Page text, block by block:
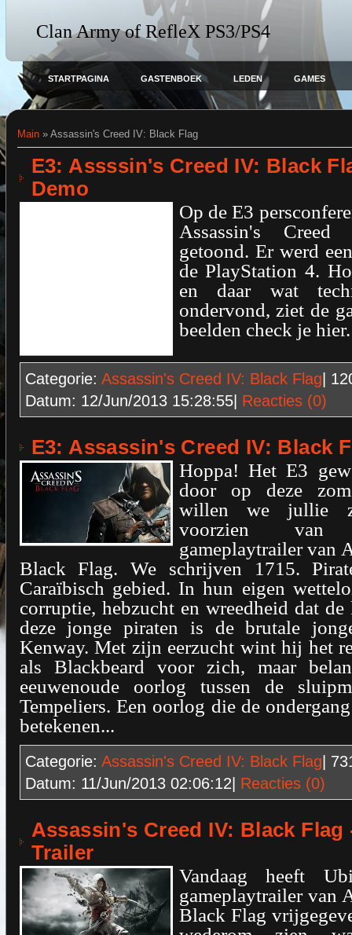
Clan Army of RefleX PS3/PS4
STARTPAGINA GASTENBOEK LEDEN GAMES
Main» Assassin's Creed IV: Black Flag
E3: Assssin's Creed IV: Black
Demo
Op de E3
Assassin's
getoond. Er werd
de PlayStation 4.
en daar wat
ondervond, ziet de
beelden check je hier.
Categorie: Assassin's Creed IV: Black Flag |
Datum: 12/Jun/2013 15:28:55| Reacties (0)
E3: Assassin's Creed IV: Black
Hoppa! Het E3
door op deze
willen we jullie
voorzien van
gameplaytrailer van
Black Flag. We schrijven 1715.
Caraïbisch gebied. In hun eigen
corruptie, hebzucht en wreedheid dat
deze jonge piraten is de brutale
Kenway. Met zijn eerzucht wint hij het
als Blackbeard voor zich, maar
eeuwenoude oorlog tussen de
Tempeliers. Een oorlog die de
betekenen...
Categorie: Assassin's Creed IV: Black Flag |
Datum: 11/Jun/2013 02:06:12 Reacties (0)
Assassin's Creed IV: Black Flag
Trailer
Vandaag heeft
gameplaytrailer van
Black Flag